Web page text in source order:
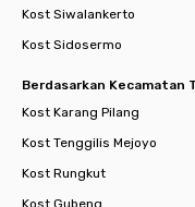
Kost Siwalankerto
Kost Sidosermo
Berdasarkan Kecamatan
Kost Karang Pilang
Kost Tenggilis Mejoyo
Kost Rungkut
Kost Gubeng